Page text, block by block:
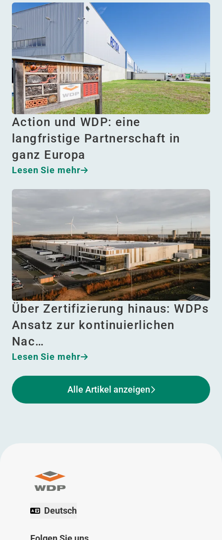
Action und WDP: eine
langfristige Partnerschaft in
ganz Europa
Lesen Sie mehr
Über Zertifizierung hinaus: WDPs
Ansatz zur kontinuierlichen
Nac…
Lesen Sie mehr
Alle Artikel anzeigen
Deutsch